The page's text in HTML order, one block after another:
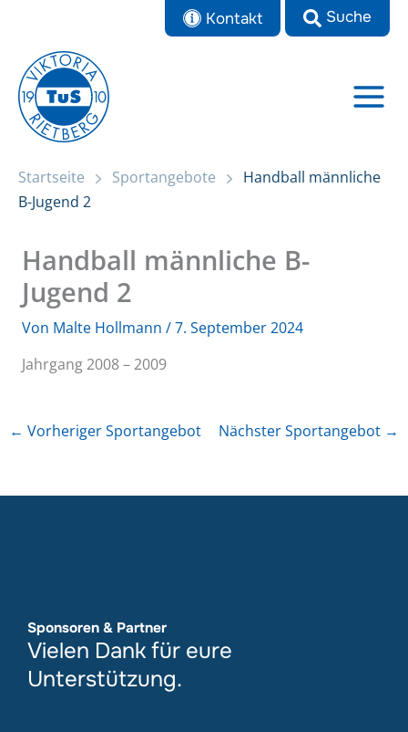
springen
Kontakt
Startseite Sportangebote
Handball männliche
B-Jugend 2
Handball männliche B-
Jugend 2
Von Malte Hollmann /7. September 2024
Jahrgang 2008 – 2009
← Vorheriger Sportangebot Nächster Sportangebot →
Sponsoren & Partner
Vielen Dank für eure
Unterstützung.